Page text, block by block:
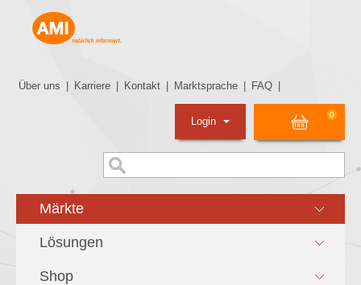
Über uns Karriere Kontakt Marktsprache FAQ
0
Login
Märkte
Lösungen
Shop